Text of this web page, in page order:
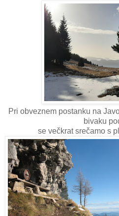
Pri obveznem postanku na
bivaku
se večkrat srečamo s